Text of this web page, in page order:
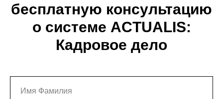
бесплатную консультацию
о системе ACTUALIS:
Кадровое дело